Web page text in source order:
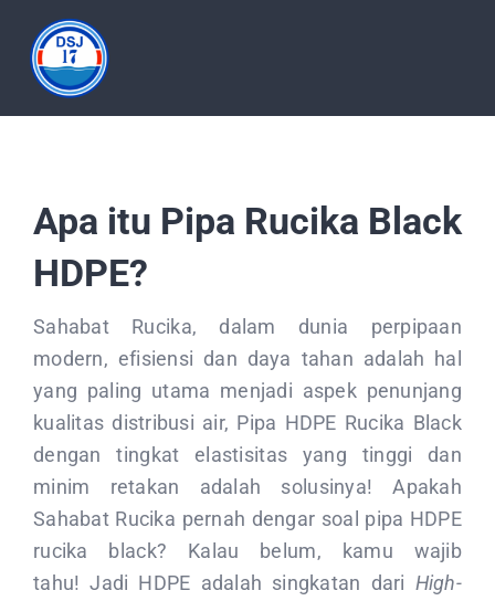
content
ABOUT
PRODUCT
DOCUMENTATION
ARTICLES
Apa itu Pipa Rucika Black
HDPE?
Sahabat Rucika, dalam dunia perpipaan
modern, efisiensi dan daya tahan adalah hal
yang paling utama menjadi aspek penunjang
kualitas distribusi air, Pipa HDPE Rucika Black
dengan tingkat elastisitas yang tinggi dan
minim retakan adalah solusinya! Apakah
Sahabat Rucika pernah dengar soal pipa HDPE
rucika black? Kalau belum, kamu wajib
tahu! Jadi HDPE adalah singkatan dari High-